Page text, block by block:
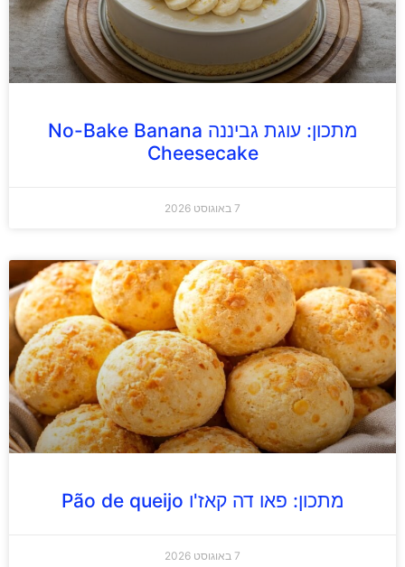
מתכון: עוגת גביננה No-Bake Banana
Cheesecake
7 באוגוסט 2026
מתכון: פאו דה קאז'ו Pão de queijo
7 באוגוסט 2026